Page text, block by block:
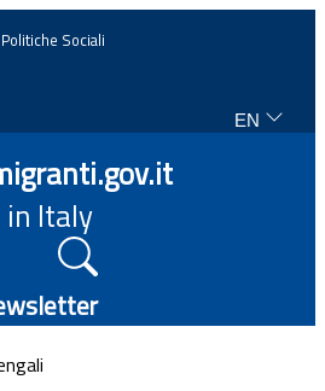
Sociali
EN
in Italy